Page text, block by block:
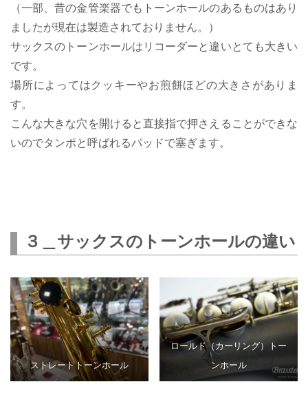
（一部、昔の金管楽器でもトーンホールのあるものはあり
ましたが現在は製造されておりません。）
サックスのトーンホールはリコーダーと違いとても大きい
です。
場所によってはクッキーやお煎餅ほどの大きさがありま
す。
こんな大きな穴を開けると直接指で押さえることができな
いのでタンポと呼ばれるパッドで塞ぎます。
３＿サックスのトーンホールの違い
ストレートトーンホール
ロールド（カーリング）トー
ンホール